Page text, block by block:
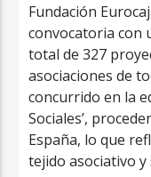
Fundación
convocatoria con
total de 327
asociaciones de
concurrido en la
Sociales’,
España, lo que
tejido asociativo